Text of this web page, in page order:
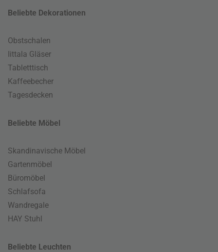
Beliebte Dekorationen
Obstschalen
Iittala Gläser
Tabletttisch
Kaffeebecher
Tagesdecken
Beliebte Möbel
Skandinavische Möbel
Gartenmöbel
Büromöbel
Schlafsofa
Wandregale
HAY Stuhl
Beliebte Leuchten